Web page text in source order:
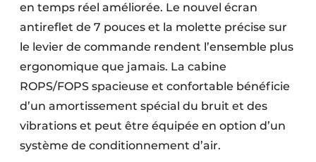
en temps réel améliorée. Le nouvel écran
antireflet de 7 pouces et la molette précise sur
le levier de commande rendent l’ensemble plus
ergonomique que jamais. La cabine
ROPS/FOPS spacieuse et confortable bénéficie
d’un amortissement spécial du bruit et des
vibrations et peut être équipée en option d’un
système de conditionnement d’air.